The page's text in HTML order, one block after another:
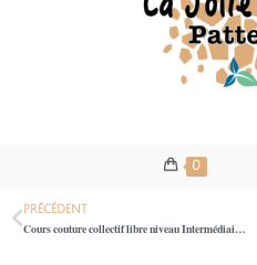
0
PRÉCÉDENT
Cours couture collectif libre niveau Intermédiaire V25/10: Atelier couture libre Matin niveau Intermédiaire (je n’ai pas de machine à coudre)